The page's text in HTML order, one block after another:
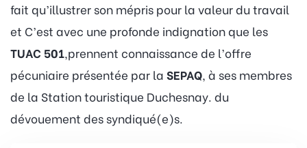
fait qu’illustrer son mépris pour la valeur du travail
et C’est avec une profonde indignation que les
TUAC 501,prennent connaissance de l’offre
pécuniaire présentée par la SEPAQ, à ses membres
de la Station touristique Duchesnay. du
dévouement des syndiqué(e)s.